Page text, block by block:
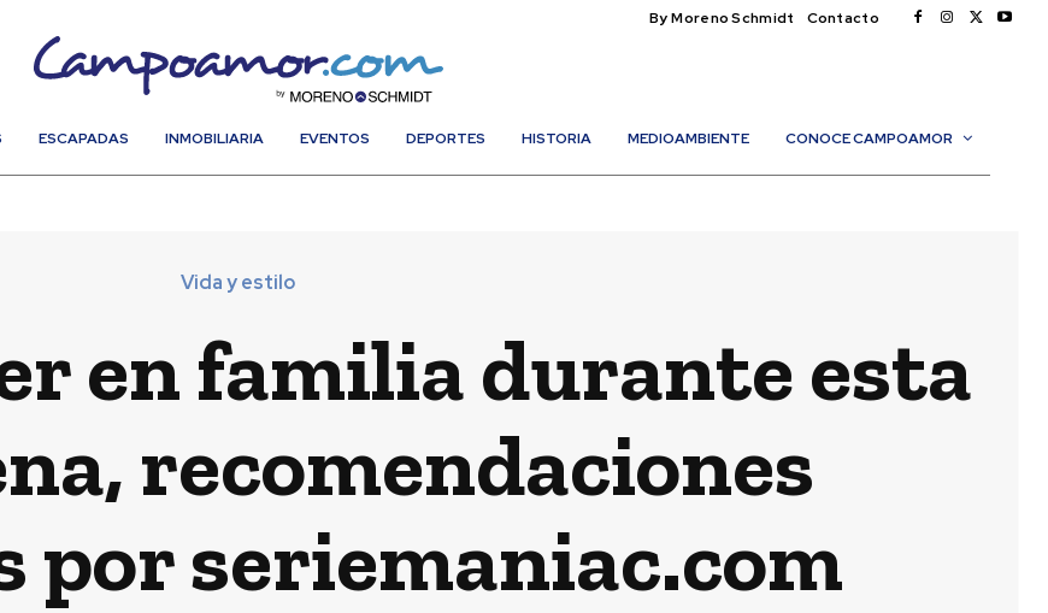
By Moreno Schmidt Contacto
ESCAPADAS INMOBILIARIA EVENTOS DEPORTES HISTORIA MEDIOAMBIENTE CONOCE CAMPOAMOR
Vida y estilo
en familia durante esta
recomendaciones
por seriemaniac.com